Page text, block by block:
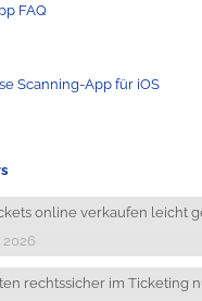
FAQ
online verkaufen leicht
2026
rechtssicher im Ticketing